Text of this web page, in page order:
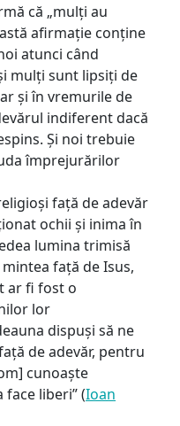
că „mulți au
afirmație conține
atunci când
mulți sunt lipsiți de
și în vremurile de
indiferent dacă
Și noi trebuie
împrejurărilor
față de adevăr
ochii și inima în
lumina trimisă
față de Isus,
ar fi fost o
lor
dispuși să ne
de adevăr, pentru
cunoaște
face liberi” (Ioan